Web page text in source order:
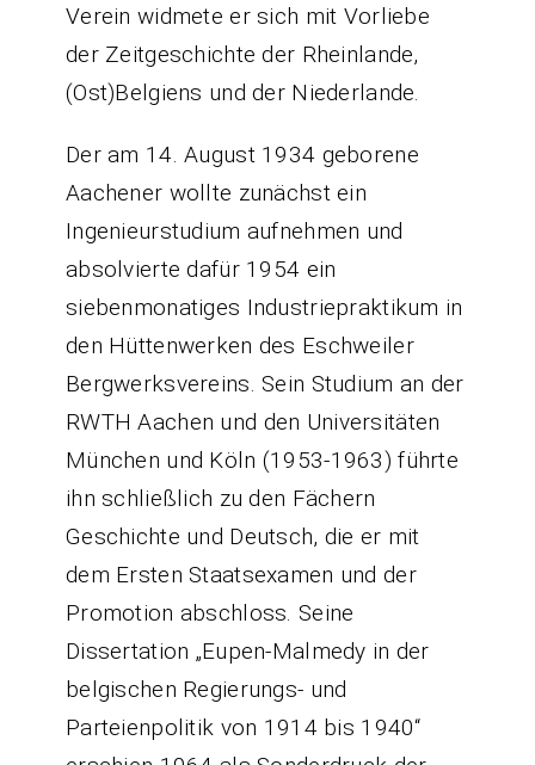
Verein widmete er sich mit Vorliebe
der Zeitgeschichte der Rheinlande,
(Ost)Belgiens und der Niederlande.
Der am 14. August 1934 geborene
Aachener wollte zunächst ein
Ingenieurstudium aufnehmen und
absolvierte dafür 1954 ein
siebenmonatiges Industriepraktikum in
den Hüttenwerken des Eschweiler
Bergwerksvereins. Sein Studium an der
RWTH Aachen und den Universitäten
München und Köln (1953-1963) führte
ihn schließlich zu den Fächern
Geschichte und Deutsch, die er mit
dem Ersten Staatsexamen und der
Promotion abschloss. Seine
Dissertation „Eupen-Malmedy in der
belgischen Regierungs- und
Parteienpolitik von 1914 bis 1940“